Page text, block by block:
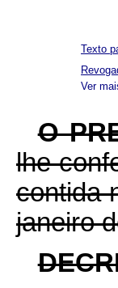
Ver
Texto
O
lhe
contida
janeiro